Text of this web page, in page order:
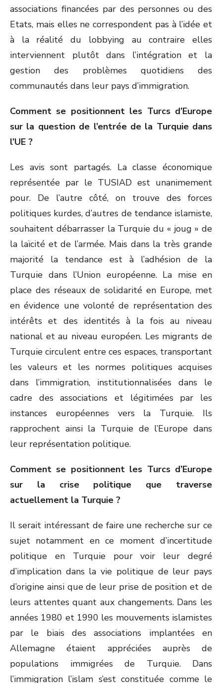
associations financées par des personnes ou des
Etats, mais elles ne correspondent pas à l’idée et
à la réalité du lobbying au contraire elles
interviennent plutôt dans l’intégration et la
gestion des problèmes quotidiens des
communautés dans leur pays d’immigration.
Comment se positionnent les Turcs d’Europe
sur la question de l’entrée de la Turquie dans
l’UE ?
Les avis sont partagés. La classe économique
représentée par le TUSIAD est unanimement
pour. De l’autre côté, on trouve des forces
politiques kurdes, d’autres de tendance islamiste,
souhaitent débarrasser la Turquie du « joug » de
la laïcité et de l’armée. Mais dans la très grande
majorité la tendance est à l’adhésion de la
Turquie dans l’Union européenne. La mise en
place des réseaux de solidarité en Europe, met
en évidence une volonté de représentation des
intérêts et des identités à la fois au niveau
national et au niveau européen. Les migrants de
Turquie circulent entre ces espaces, transportant
les valeurs et les normes politiques acquises
dans l’immigration, institutionnalisées dans le
cadre des associations et légitimées par les
instances européennes vers la Turquie. Ils
rapprochent ainsi la Turquie de l’Europe dans
leur représentation politique.
Comment se positionnent les Turcs d’Europe
sur la crise politique que traverse
actuellement la Turquie ?
Il serait intéressant de faire une recherche sur ce
sujet notamment en ce moment d’incertitude
politique en Turquie pour voir leur degré
d’implication dans la vie politique de leur pays
d’origine ainsi que de leur prise de position et de
leurs attentes quant aux changements. Dans les
années 1980 et 1990 les mouvements islamistes
par le biais des associations implantées en
Allemagne étaient appréciées auprès de
populations immigrées de Turquie. Dans
l’immigration l’islam s’est constituée comme le